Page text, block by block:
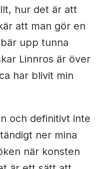
hur det är att
att man gör en
upp tunna
Linnros är över
har blivit min
och definitivt inte
ner mina
när konsten